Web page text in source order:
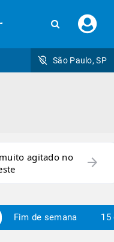
seu
São Paulo, SP
agitado no
arrow_forward
Fim de semana 15